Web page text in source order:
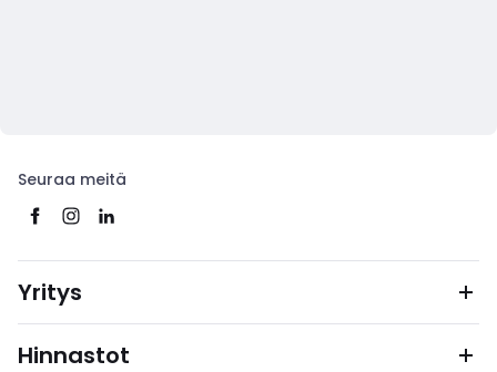
Seuraa meitä
Yritys
Hinnastot